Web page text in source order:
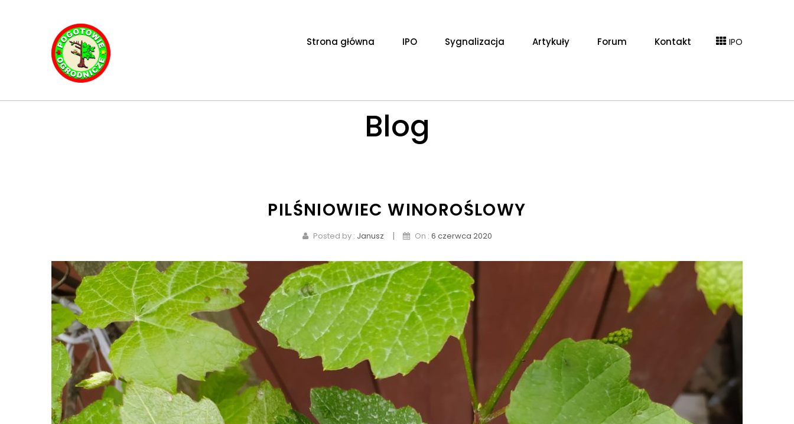
Strona główna IPO Sygnalizacja Artykuły Forum Kontakt IPO
Blog
PILŚNIOWIEC WINOROŚLOWY
Posted by : Janusz | On : 6 czerwca 2020